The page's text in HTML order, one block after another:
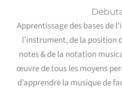
Apprentissage des bases de
l’instrument, de la position
notes & de la notation
œuvre de tous les moyens
d’apprendre la musique de